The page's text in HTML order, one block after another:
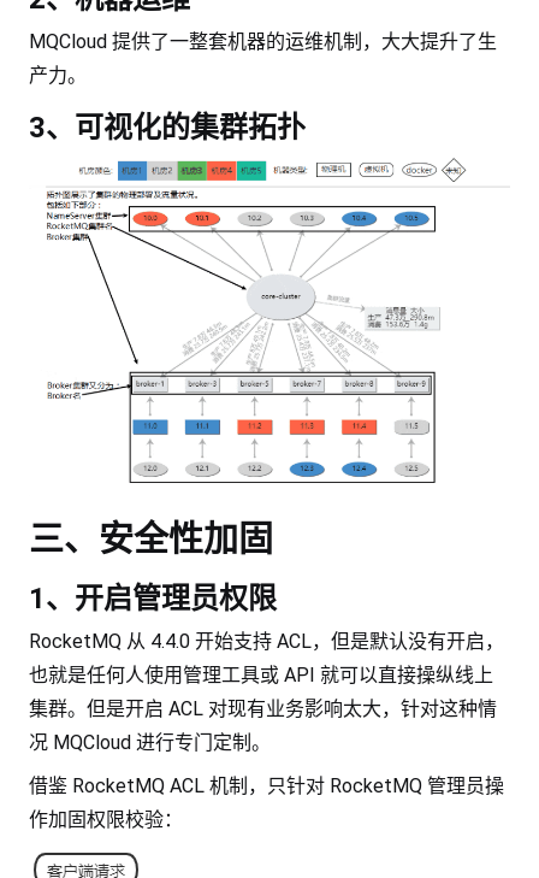
MQCloud 提供了一整套机器的运维机制，大大提升了生
产力。
3、可视化的集群拓扑
三、安全性加固
1、开启管理员权限
RocketMQ 从 4.4.0 开始支持 ACL，但是默认没有开启，
也就是任何人使用管理工具或 API 就可以直接操纵线上
集群。但是开启 ACL 对现有业务影响太大，针对这种情
况 MQCloud 进行专门定制。
借鉴 RocketMQ ACL 机制，只针对 RocketMQ 管理员操
作加固权限校验：